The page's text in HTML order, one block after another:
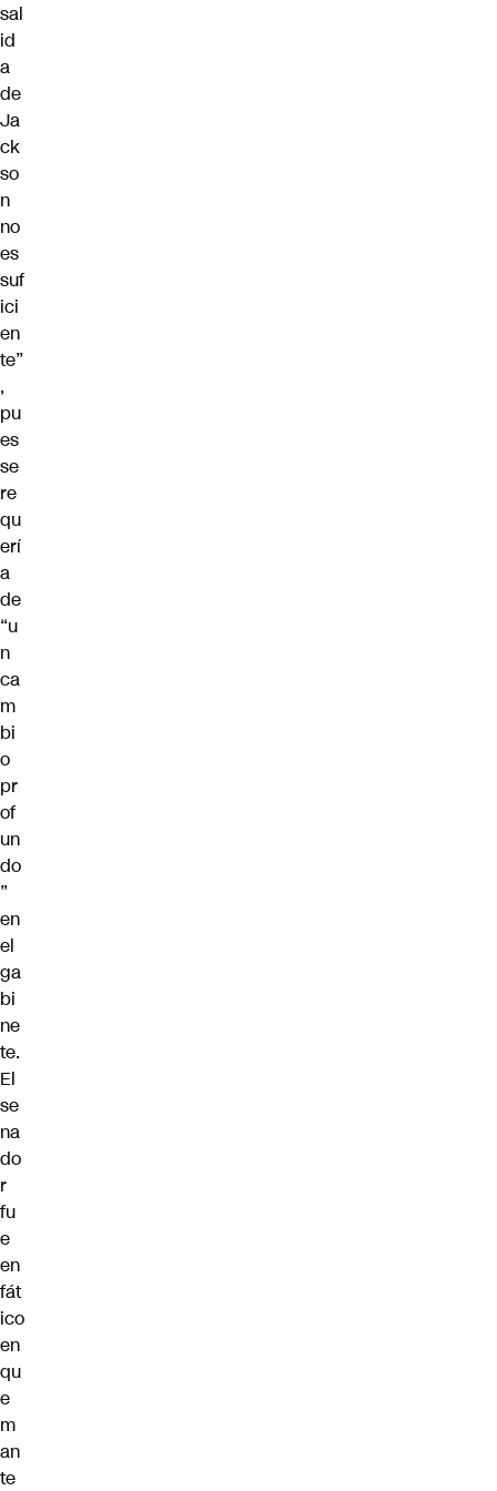
sal
id
a
de
Ja
ck
so
n
no
es
suf
ici
en
te”
,
pu
es
se
re
qu
erí
a
de
“u
n
ca
m
bi
o
pr
of
un
do
”
en
el
ga
bi
ne
te.
El
se
na
do
r
fu
e
en
fát
ico
en
qu
e
m
an
te